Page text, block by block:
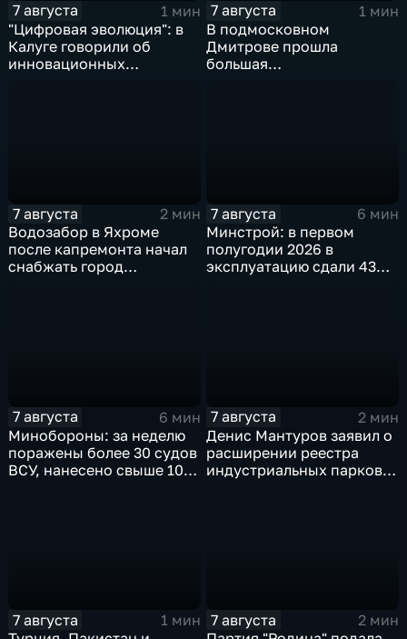
7 августа
1 мин
"Цифровая эволюция": в
Калуге говорили об
инновационных
7 августа
1 мин
В подмосковном
Дмитрове прошла
большая
7 августа
2 мин
Водозабор в Яхроме
после капремонта начал
снабжать город
7 августа
6 мин
Минстрой: в первом
полугодии 2026 в
эксплуатацию сдали 43
7 августа
6 мин
Минобороны: за неделю
поражены более 30 судов
ВСУ, нанесено свыше 10
7 августа
2 мин
Денис Мантуров заявил о
расширении реестра
индустриальных парков в
7 августа
1 мин
7 августа
2 мин